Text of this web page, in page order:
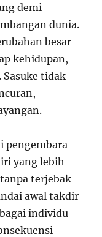
demi
dunia.
besar
kehidupan,
tidak
pengembara
yang lebih
terjebak
awal takdir
individu